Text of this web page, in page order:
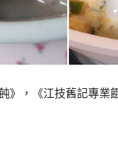
》，《江技舊記專業